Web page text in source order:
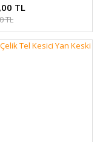
TL
TL